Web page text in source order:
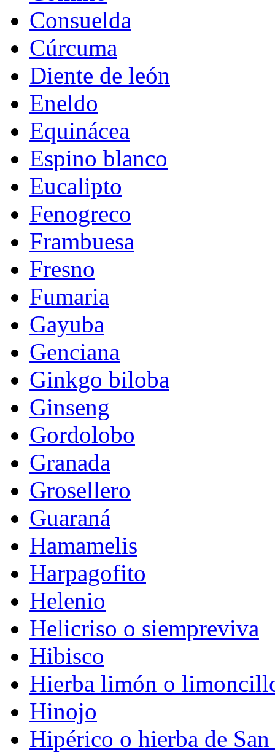
Consuelda
Cúrcuma
Diente de león
Eneldo
Equinácea
Espino blanco
Eucalipto
Fenogreco
Frambuesa
Fresno
Fumaria
Gayuba
Genciana
Ginkgo biloba
Ginseng
Gordolobo
Granada
Grosellero
Guaraná
Hamamelis
Harpagofito
Helenio
Helicriso o siempreviva
Hibisco
Hierba limón o
Hinojo
Hipérico o hierba de San